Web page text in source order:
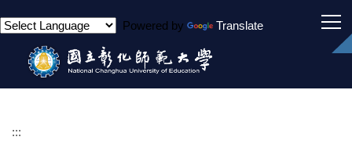
到
Powered by Translate
:::